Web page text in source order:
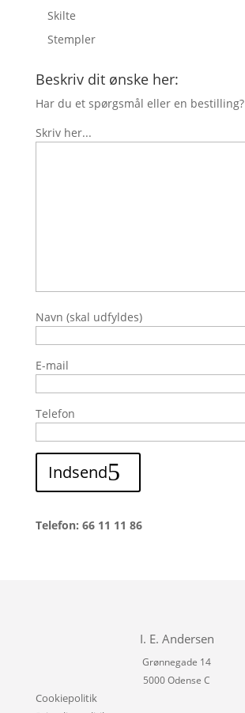
Skilte
Stempler
Beskriv dit ønske her:
Har du et spørgsmål eller en bestilling?
Skriv her...
Navn (skal udfyldes)
E-mail
Telefon
Indsend
Telefon: 66 11 11 86
I. E. Andersen
Grønnegade 14
5000 Odense C
Cookiepolitik